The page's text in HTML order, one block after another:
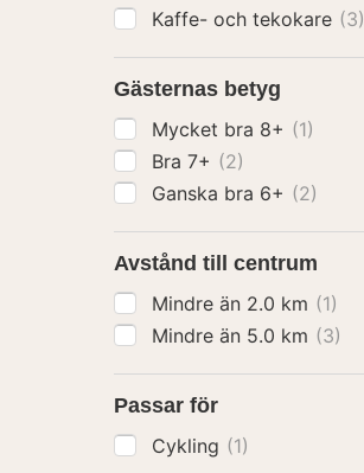
Kaffe- och tekokare (3)
Gästernas betyg
Mycket bra 8+ (1)
Bra 7+ (2)
Ganska bra 6+ (2)
Avstånd till centrum
Mindre än 2.0 km (1)
Mindre än 5.0 km (3)
Passar för
Cykling (1)